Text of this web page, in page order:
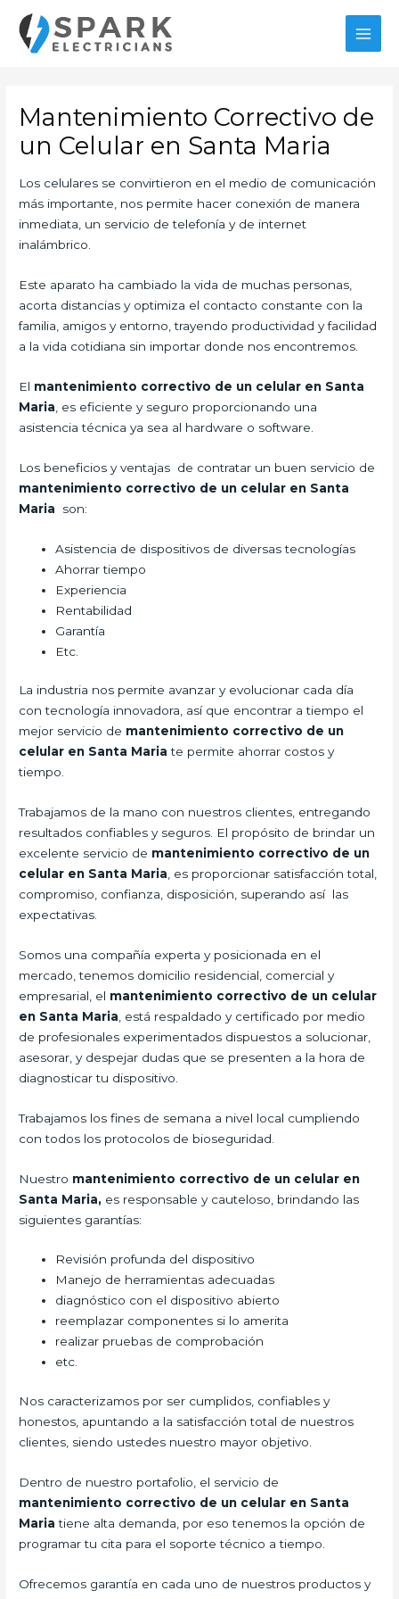
contenido
Mantenimiento Correctivo de
un Celular en Santa Maria
Los celulares se convirtieron en el medio de comunicación
más importante, nos permite hacer conexión de manera
inmediata, un servicio de telefonía y de internet
inalámbrico.
Este aparato ha cambiado la vida de muchas personas,
acorta distancias y optimiza el contacto constante con la
familia, amigos y entorno, trayendo productividad y facilidad
a la vida cotidiana sin importar donde nos encontremos.
El mantenimiento correctivo de un celular en Santa
Maria , es eficiente y seguro proporcionando una
asistencia técnica ya sea al hardware o software.
Los beneficios y ventajas de contratar un buen servicio de
mantenimiento correctivo de un celular en Santa
Maria son:
Asistencia de dispositivos de diversas tecnologías
Ahorrar tiempo
Experiencia
Rentabilidad
Garantía
Etc.
La industria nos permite avanzar y evolucionar cada día
con tecnología innovadora, así que encontrar a tiempo el
mejor servicio de mantenimiento correctivo de un
celular en Santa Maria te permite ahorrar costos y
tiempo.
Trabajamos de la mano con nuestros clientes, entregando
resultados confiables y seguros. El propósito de brindar un
excelente servicio de mantenimiento correctivo de un
celular en Santa Maria , es proporcionar satisfacción total,
compromiso, confianza, disposición, superando así las
expectativas.
Somos una compañía experta y posicionada en el
mercado, tenemos domicilio residencial, comercial y
empresarial, el mantenimiento correctivo de un celular
en Santa Maria , está respaldado y certificado por medio
de profesionales experimentados dispuestos a solucionar,
asesorar, y despejar dudas que se presenten a la hora de
diagnosticar tu dispositivo.
Trabajamos los fines de semana a nivel local cumpliendo
con todos los protocolos de bioseguridad.
Nuestro mantenimiento correctivo de un celular en
Santa Maria, es responsable y cauteloso, brindando las
siguientes garantías:
Revisión profunda del dispositivo
Manejo de herramientas adecuadas
diagnóstico con el dispositivo abierto
reemplazar componentes si lo amerita
realizar pruebas de comprobación
etc.
Nos caracterizamos por ser cumplidos, confiables y
honestos, apuntando a la satisfacción total de nuestros
clientes, siendo ustedes nuestro mayor objetivo.
Dentro de nuestro portafolio, el servicio de
mantenimiento correctivo de un celular en Santa
Maria tiene alta demanda, por eso tenemos la opción de
programar tu cita para el soporte técnico a tiempo.
Ofrecemos garantía en cada uno de nuestros productos y